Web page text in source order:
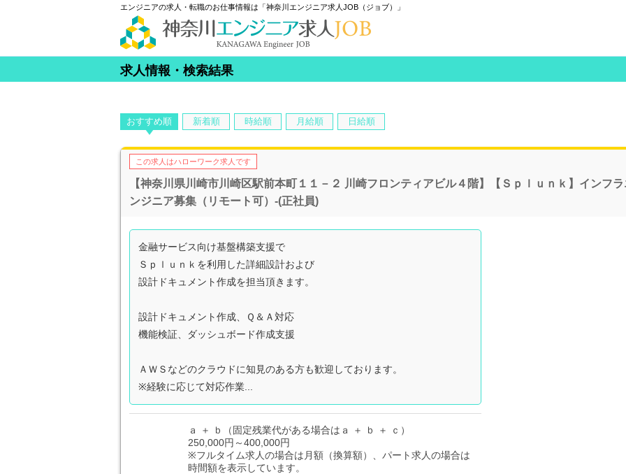
エンジニアの求人・転職のお仕事情報は「神奈川エンジニア求人JOB（ジョブ）」
求人情報・検索結果
おすすめ順 新着順 時給順 月給順 日給順
この求人はハローワーク求人です
【神奈川県川崎市川崎区駅前本町１１－２ 川崎フロンティアビル４階】【Ｓｐｌｕｎｋ】インフラ
ンジニア募集（リモート可）-(正社員)
金融サービス向け基盤構築支援で
Ｓｐｌｕｎｋを利用した詳細設計および
設計ドキュメント作成を担当頂きます。
設計ドキュメント作成、Ｑ＆Ａ対応
機能検証、ダッシュボード作成支援
ＡＷＳなどのクラウドに知見のある方も歓迎しております。
※経験に応じて対応作業...
ａ ＋ ｂ（固定残業代がある場合はａ ＋ ｂ ＋ ｃ）
250,000円～400,000円
※フルタイム求人の場合は月額（換算額）、パート求人の場合は
時間額を表示しています。